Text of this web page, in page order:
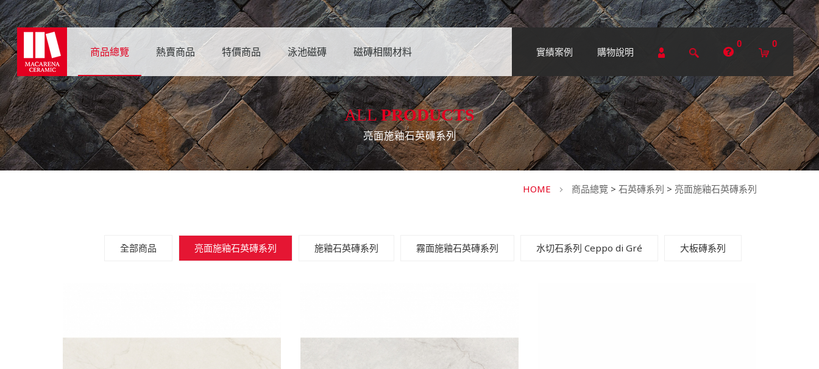
商品總覽 熱賣商品 特價商品 泳池磁磚 磁磚相關材料 實績案例 購物說明
0 0
ALLPRODUCTS
亮面施釉石英磚系列
HOME 商品總覽 > 石英磚系列 > 亮面施釉石英磚系列
全部商品 亮面施釉石英磚系列 施釉石英磚系列 霧面施釉石英磚系列 水切石系列 Ceppo di Gré 大板磚系列